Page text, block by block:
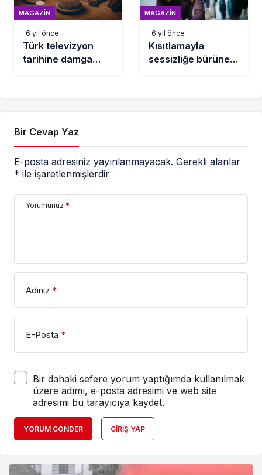
MAGAZIN
6 yıl önce
Türk televizyon
tarihine damga
diziler!
MAGAZIN
6 yıl önce
Kısıtlamayla
sessizliğe bürünen
Bir Cevap Yaz
E-posta adresiniz yayınlanmayacak. Gerekli alanlar
* ile işaretlenmişlerdir
Yorumunuz *
Adınız *
E-Posta *
Bir dahaki sefere yorum yaptığımda kullanılmak
üzere adımı, e-posta adresimi ve web site
adresimi bu tarayıcıya kaydet.
YORUM GÖNDER GIRIŞ YAP